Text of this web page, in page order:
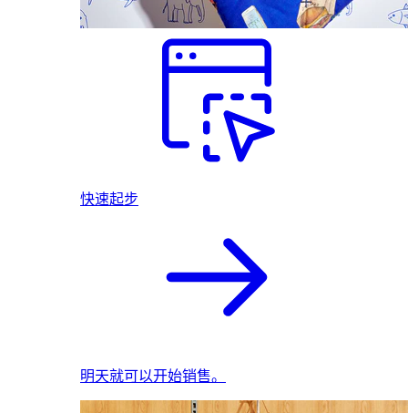
快速起步
明天就可以开始销售。